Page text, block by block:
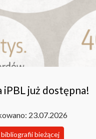
iPBL już dostępna!
23.07.2026
bieżącej